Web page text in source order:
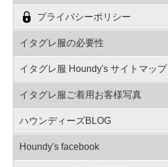
プライバシーポリシー
イタグレ服の必要性
イタグレ服 Houndy's サイトマップ
イタグレ服ご着用お客様写真
ハウンディーズBLOG
Houndy's facebook